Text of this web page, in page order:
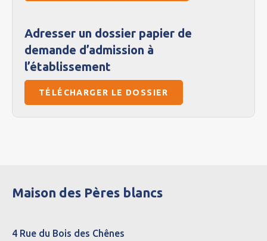
Adresser un dossier papier de
demande d’admission à
l’établissement
TÉLÉCHARGER LE DOSSIER
Maison des Pères blancs
4 Rue du Bois des Chênes